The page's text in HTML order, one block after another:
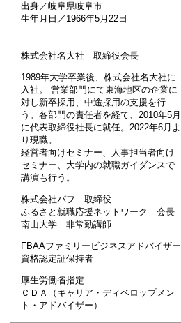
出身／岐阜県岐阜市
生年月日／1966年5月22日
株式会社名大社 取締役会長
1989年大学卒業後、株式会社名大社に
入社。 営業部門にて東海地区の企業に
対し新卒採用、中途採用の支援を行
う。各部門の責任者を経て、2010年5月
に代表取締役社長に就任。2022年6月よ
り現職。
経営者向けセミナー、人事担当者向け
セミナー、大学内の就職ガイダンスで
講演も行う。
株式会社パフ 取締役
ふるさと就職応援ネットワーク 会長
南山大学 非常勤講師
FBAAファミリービジネスアドバイザー
資格認定証保持者
厚生労働省指定
ＣＤＡ（キャリア・ディベロップメン
ト・アドバイザー）